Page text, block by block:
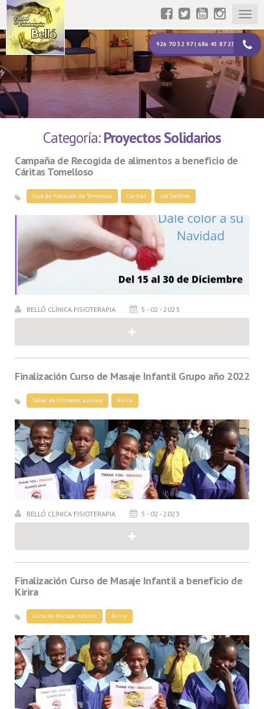
926 70 52 97 | 686 45 87 23
Categoría:Proyectos Solidarios
Campaña de Recogida de alimentos a beneficio de
Cáritas Tomelloso
Club de Natación de Tomelloso Cáritas Los Delfines
BELLÓ CLÍNICA FISIOTERAPIA 5 - 02 - 2023
Finalización Curso de Masaje Infantil Grupo año 2022
Taller de Primeros auxilios Kirira
BELLÓ CLÍNICA FISIOTERAPIA 5 - 02 - 2023
Finalización Curso de Masaje Infantil a beneficio de
Kirira
Curso de Masaje Infantil Kirira